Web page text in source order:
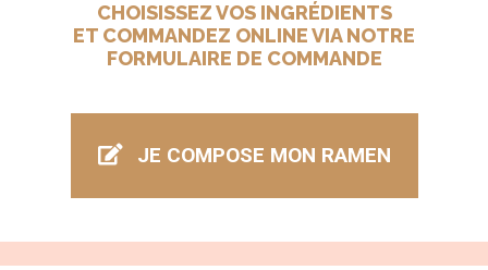
Ramen
CHOISISSEZ VOS INGRÉDIENTS
ET COMMANDEZ ONLINE VIA NOTRE
FORMULAIRE DE COMMANDE
JE COMPOSE MON RAMEN